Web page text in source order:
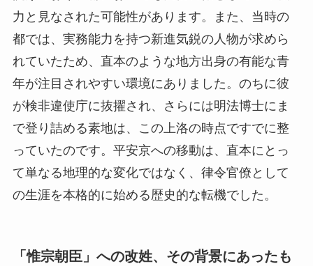
力と見なされた可能性があります。また、当時の
都では、実務能力を持つ新進気鋭の人物が求めら
れていたため、直本のような地方出身の有能な青
年が注目されやすい環境にありました。のちに彼
が検非違使庁に抜擢され、さらには明法博士にま
で登り詰める素地は、この上洛の時点ですでに整
っていたのです。平安京への移動は、直本にとっ
て単なる地理的な変化ではなく、律令官僚として
の生涯を本格的に始める歴史的な転機でした。
「惟宗朝臣」への改姓、その背景にあったも